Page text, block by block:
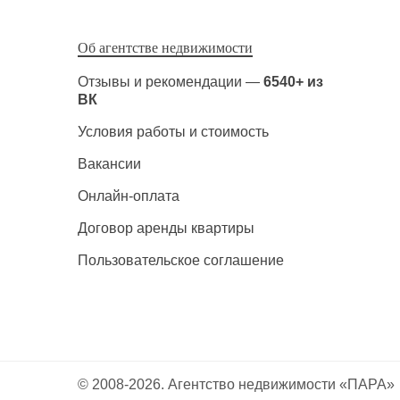
Об агентстве недвижимости
Отзывы и рекомендации — 6540+ из
ВК
Условия работы и стоимость
Вакансии
Онлайн-оплата
Договор аренды квартиры
Пользовательское соглашение
© 2008-2026. Агентство недвижимости «ПАРА»